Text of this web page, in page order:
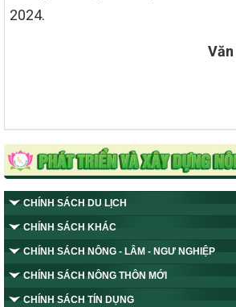
2024.
CHÍNH SÁCH DU LỊCH
CHÍNH SÁCH KHÁC
CHÍNH SÁCH NÔNG - LÂM - NGƯ NGHIỆP
CHÍNH SÁCH NÔNG THÔN MỚI
CHÍNH SÁCH TÍN DỤNG